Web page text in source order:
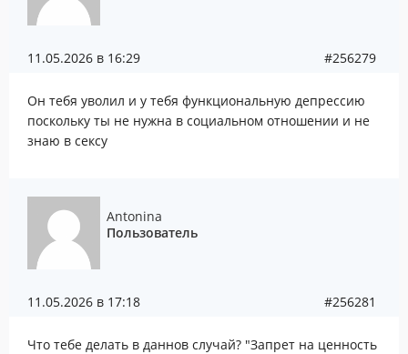
11.05.2026 в 16:29 #256279
Он тебя уволил и у тебя функциональную депрессию
поскольку ты не нужна в социальном отношении и не
знаю в сексу
Antonina
Пользователь
11.05.2026 в 17:18 #256281
Что тебе делать в даннов случай? "Запрет на ценность